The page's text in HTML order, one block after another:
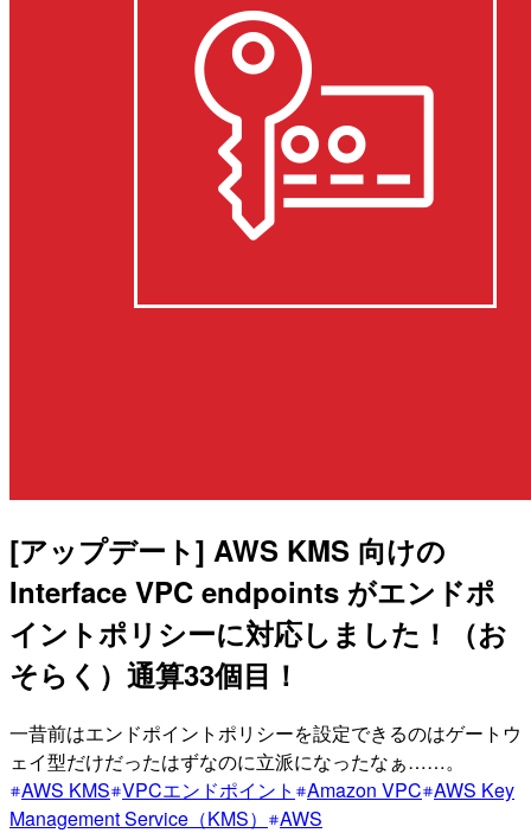
[アップデート] AWS KMS 向けの
Interface VPC endpoints がエンドポ
イントポリシーに対応しました！（お
そらく）通算33個目！
一昔前はエンドポイントポリシーを設定できるのはゲートウ
ェイ型だけだったはずなのに立派になったなぁ……。
AWS KMS VPCエンドポイント Amazon VPC AWS Key
Management Service（KMS）
AWS